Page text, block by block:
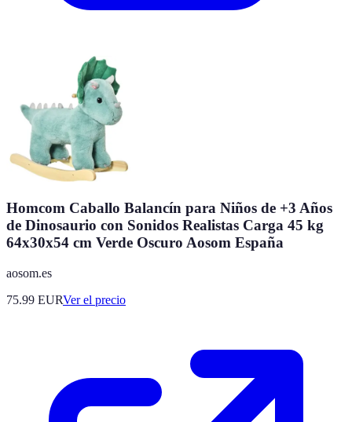
Homcom Caballo Balancín para Niños de +3 Años
de Dinosaurio con Sonidos Realistas Carga 45 kg
64x30x54 cm Verde Oscuro Aosom España
aosom.es
75.99 EURVer el precio